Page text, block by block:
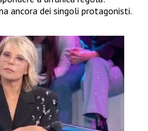
ancora dei singoli protagonisti.